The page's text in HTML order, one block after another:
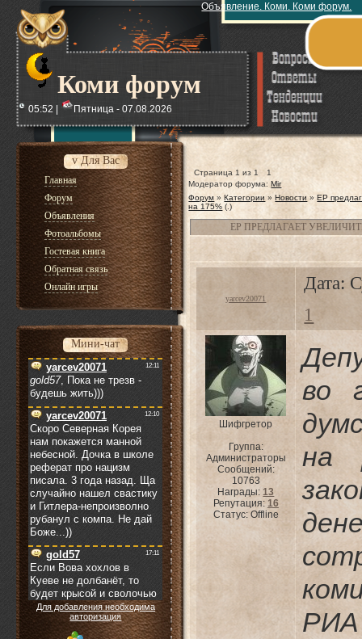
Коми форум
Объявление. Коми. Коми форум.
05:52 | Пятница - 07.08.2026
v Для Вас
Главная
Форум
Объявления
Фотоальбомы
Гостевая книга
Обратная связь
Онлайн игры
Мини-чат
Для добавления необходима
авторизация
Страница 1 из1
1
Модератор форума:Mir
Форум » Категории » Новости » ЕР
на 175% (.)
ЕР ПРЕДЛАГАЕТ
yarcev20071
Дата:
1
Шифгретор
Группа:
Администраторы
Сообщений:
10763
Награды:13
Репутация: 16
Статус: Offline
во
на